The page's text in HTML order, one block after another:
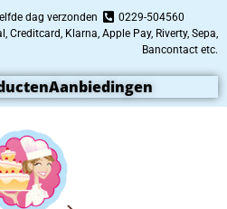
dag verzonden
0229-504560
Creditcard, Klarna, Apple Pay, Riverty, Sepa,
Bancontact etc.
Aanbiedingen